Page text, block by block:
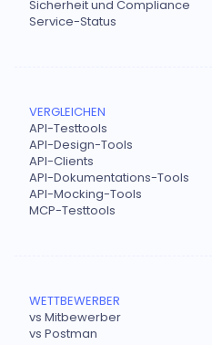
Sicherheit und Compliance
Service-Status
VERGLEICHEN
API-Testtools
API-Design-Tools
API-Clients
API-Dokumentations-Tools
API-Mocking-Tools
MCP-Testtools
WETTBEWERBER
vs Mitbewerber
vs Postman